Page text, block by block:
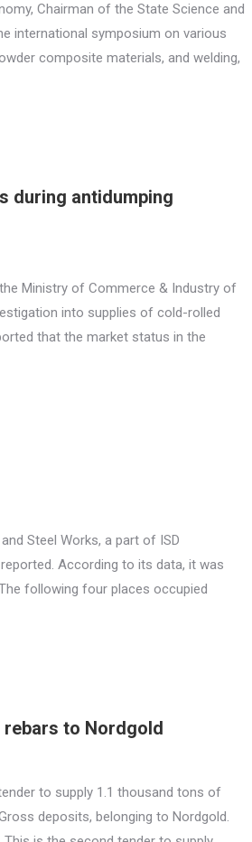
Chairman of the State Science and
international symposium on various
composite materials, and welding,
during antidumping
Ministry of Commerce & Industry of
into supplies of cold-rolled
that the market status in the
Steel Works, a part of ISD
According to its data, it was
following four places occupied
rebars to Nordgold
to supply 1.1 thousand tons of
deposits, belonging to Nordgold.